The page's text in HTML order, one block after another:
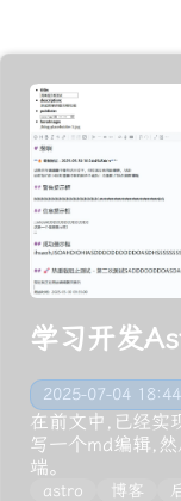
学习开发
2025-07-04
在前文中,已经实
写一个md编辑,
端。
astro 博客